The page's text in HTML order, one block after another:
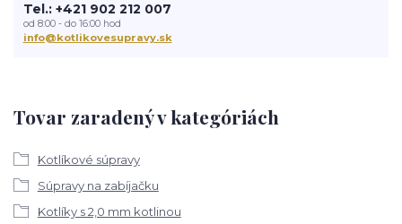
Tovar zaradený v kategóriách
Kotlíkové súpravy
Súpravy na zabíjačku
Kotlíky s 2,0 mm kotlinou
Tel.: +421 902 212 007
od 8:00 - do 16:00 hod
info@kotlikovesupravy.sk